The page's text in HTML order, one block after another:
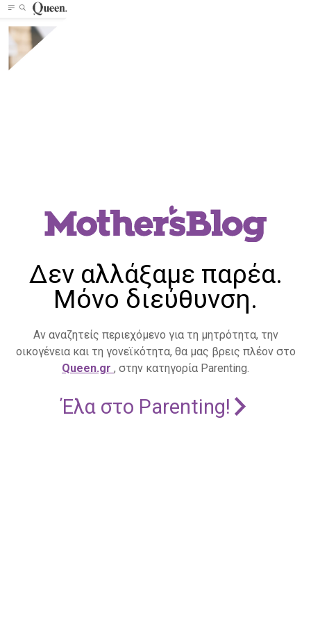
Δεν αλλάξαμε παρέα.
Μόνο διεύθυνση.
Αν αναζητείς περιεχόμενο για τη μητρότητα, την
οικογένεια και τη γονεϊκότητα, θα μας βρεις πλέον στο
Queen.gr , στην κατηγορία Parenting.
Έλα στο Parenting!